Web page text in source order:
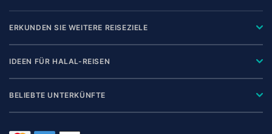
ERKUNDEN SIE WEITERE REISEZIELE
IDEEN FÜR HALAL-REISEN
BELIEBTE UNTERKÜNFTE